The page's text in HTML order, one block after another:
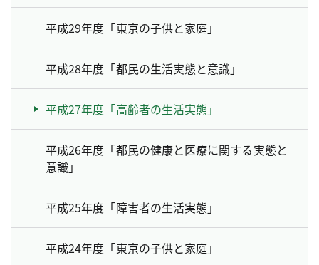
平成29年度「東京の子供と家庭」
平成28年度「都民の生活実態と意識」
平成27年度「高齢者の生活実態」
平成26年度「都民の健康と医療に関する実態と
意識」
平成25年度「障害者の生活実態」
平成24年度「東京の子供と家庭」